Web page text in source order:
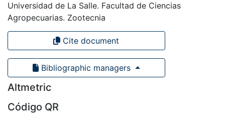
Universidad de La Salle. Facultad de Ciencias
Agropecuarias. Zootecnia
Cite document
Bibliographic managers
Altmetric
Código QR